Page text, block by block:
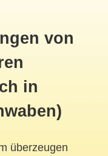
von
in
überzeugen